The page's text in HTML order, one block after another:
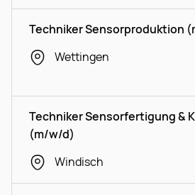
Techniker Sensorproduktion
Wettingen
Techniker Sensorfertigung &
(m/w/d)
Windisch